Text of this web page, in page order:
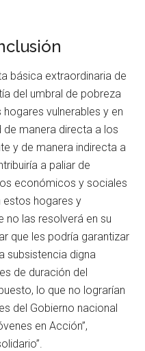
básica extraordinaria de
del umbral de pobreza
hogares vulnerables y en
de manera directa a los
y de manera indirecta a
a paliar de
económicos y sociales
estos hogares y
no las resolverá en su
que les podría garantizar
subsistencia digna
de duración del
lo que no lograrían
del Gobierno nacional
en Acción”,